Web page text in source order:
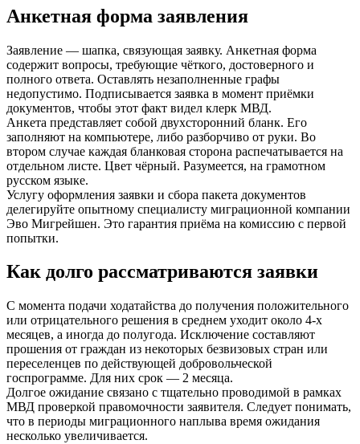
Анкетная форма заявления
Заявление — шапка, связующая заявку. Анкетная форма
содержит вопросы, требующие чёткого, достоверного и
полного ответа. Оставлять незаполненные графы
недопустимо. Подписывается заявка в момент приёмки
документов, чтобы этот факт видел клерк МВД.
Анкета представляет собой двухсторонний бланк. Его
заполняют на компьютере, либо разборчиво от руки. Во
втором случае каждая бланковая сторона распечатывается на
отдельном листе. Цвет чёрный. Разумеется, на грамотном
русском языке.
Услугу оформления заявки и сбора пакета документов
делегируйте опытному специалисту миграционной компании
Эво Мигрейшен. Это гарантия приёма на комиссию с первой
попытки.
Как долго рассматриваются заявки
С момента подачи ходатайства до получения положительного
или отрицательного решения в среднем уходит около 4-х
месяцев, а иногда до полугода. Исключение составляют
прошения от граждан из некоторых безвизовых стран или
переселенцев по действующей добровольческой
госпрограмме. Для них срок — 2 месяца.
Долгое ожидание связано с тщательно проводимой в рамках
МВД проверкой правомочности заявителя. Следует понимать,
что в периоды миграционного наплыва время ожидания
несколько увеличивается.